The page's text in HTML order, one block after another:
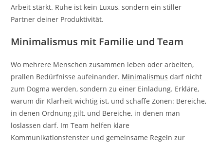
Arbeit stärkt. Ruhe ist kein Luxus, sondern ein stiller
Partner deiner Produktivität.
Minimalismus mit Familie und Team
Wo mehrere Menschen zusammen leben oder arbeiten,
prallen Bedürfnisse aufeinander. Minimalismus darf nicht
zum Dogma werden, sondern zu einer Einladung. Erkläre,
warum dir Klarheit wichtig ist, und schaffe Zonen: Bereiche,
in denen Ordnung gilt, und Bereiche, in denen man
loslassen darf. Im Team helfen klare
Kommunikationsfenster und gemeinsame Regeln zur